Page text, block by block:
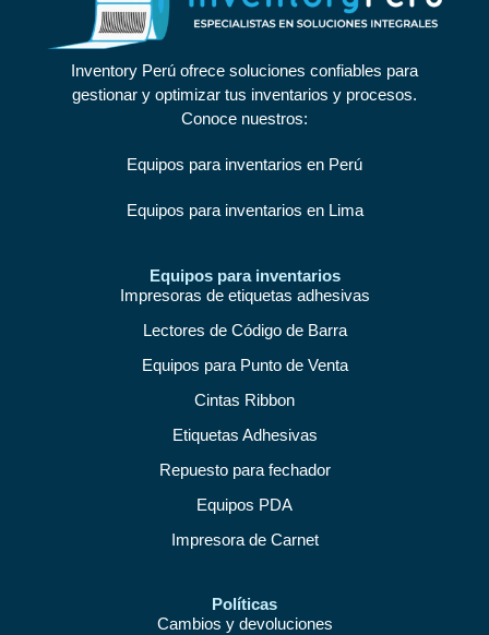
Inventory Perú ofrece soluciones confiables para
gestionar y optimizar tus inventarios y procesos.
Conoce nuestros:
Equipos para inventarios en Perú
Equipos para inventarios en Lima
Equipos para inventarios
Impresoras de etiquetas adhesivas
Lectores de Código de Barra
Equipos para Punto de Venta
Cintas Ribbon
Etiquetas Adhesivas
Repuesto para fechador
Equipos PDA
Impresora de Carnet
Políticas
Cambios y devoluciones